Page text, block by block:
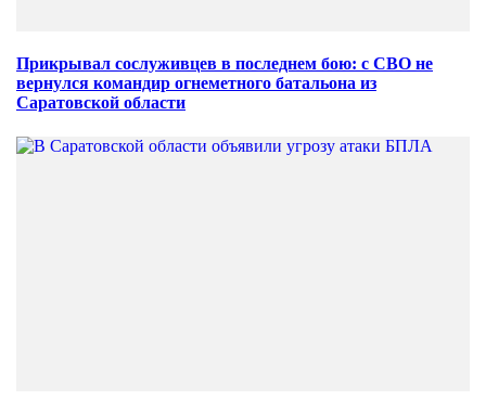
Прикрывал сослуживцев в последнем бою: с СВО не
вернулся командир огнеметного батальона из
Саратовской области